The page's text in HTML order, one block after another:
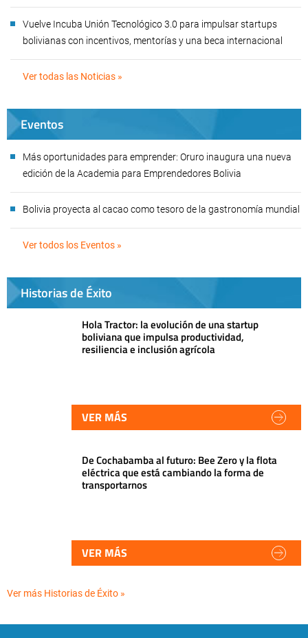
Vuelve Incuba Unión Tecnológico 3.0 para impulsar startups
bolivianas con incentivos, mentorías y una beca internacional
Ver todas las Noticias »
Eventos
Más oportunidades para emprender: Oruro inaugura una nueva
edición de la Academia para Emprendedores Bolivia
Bolivia proyecta al cacao como tesoro de la gastronomía mundial
Ver todos los Eventos »
Historias de Éxito
Hola Tractor: la evolución de una startup
boliviana que impulsa productividad,
resiliencia e inclusión agrícola
VER MÁS
De Cochabamba al futuro: Bee Zero y la flota
eléctrica que está cambiando la forma de
transportarnos
VER MÁS
Ver más Historias de Éxito »